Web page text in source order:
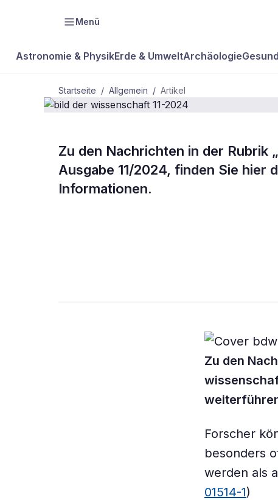
Menü
Astronomie & PhysikErde & UmweltArchäologie
Startseite / Allgemein / Artikel
ALLGEMEIN
bild der
Zu den Nachrichten in der Rubrik
Ausgabe 11/2024, finden Sie hier
Informationen.
Zu den
Forscher
besonders
werden als
01514-1)